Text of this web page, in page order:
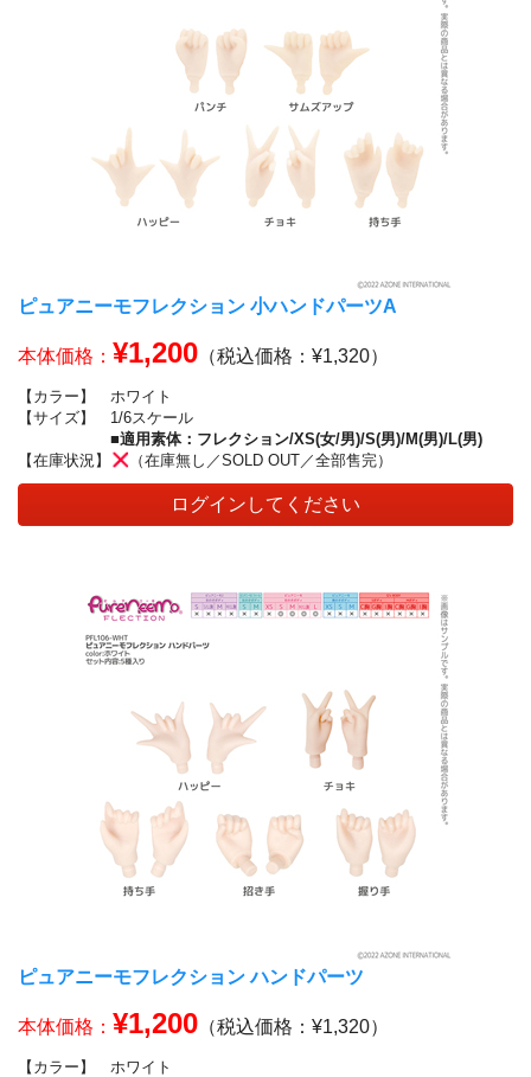
ピュアニーモフレクション 小ハンドパーツA
本体価格： ¥1,200 （税込価格：¥1,320）
【カラー】
ホワイト
【サイズ】
1/6スケール
■適用素体：フレクション/XS(女/男)/S(男)/M(男)/L(男)
【在庫状況】
（在庫無し／SOLD OUT／全部售完）
ログインしてください
ピュアニーモフレクション ハンドパーツ
本体価格： ¥1,200 （税込価格：¥1,320）
【カラー】
ホワイト